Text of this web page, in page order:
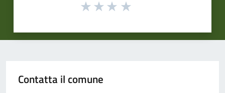
Contatta il comune